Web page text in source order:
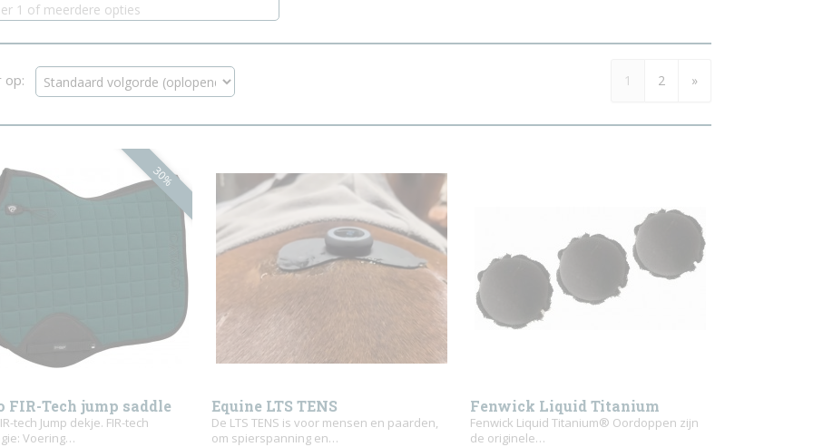
1 of meerdere opties
op: 1 2 »
30%
FIR-Tech jump saddle
tech Jump dekje. FIR-tech
Voering…
Equine LTS TENS
De LTS TENS is voor mensen en paarden,
om spierspanning en…
Fenwick Liquid Titanium
oordoppen
Fenwick Liquid Titanium® Oordoppen zijn
de originele…